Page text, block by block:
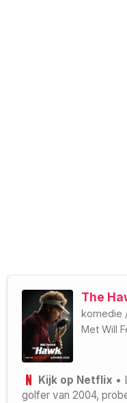
The
komedie
Met Will
Kijk op Netflix •
golfer van 2004,